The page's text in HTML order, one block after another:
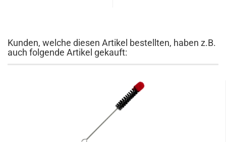
Kunden, welche diesen Artikel bestellten, haben z.B.
auch folgende Artikel gekauft: